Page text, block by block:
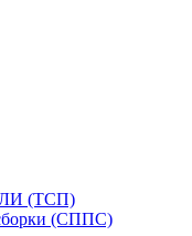
(ТСП)
(СППС)